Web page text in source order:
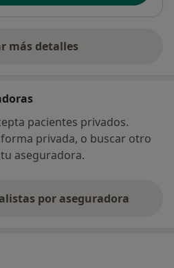
más detalles
sobre la dirección
pacientes privados.
privada, o buscar otro
aseguradora.
por aseguradora